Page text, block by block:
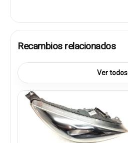
Recambios relacionados
Ver todos